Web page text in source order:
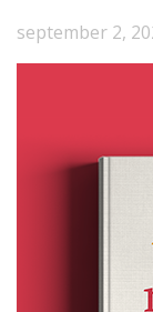
september 2,